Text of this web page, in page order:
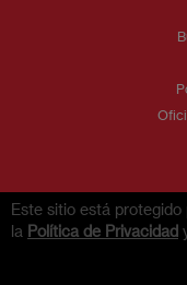
Este sitio está
la Política de Privacidad